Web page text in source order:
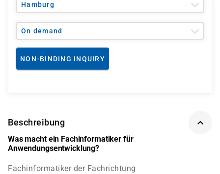
Hamburg
On demand
NON-BINDING INQUIRY
Beschreibung
Was macht ein Fachinformatiker für
Anwendungsentwicklung?
Fachinformatiker der Fachrichtung